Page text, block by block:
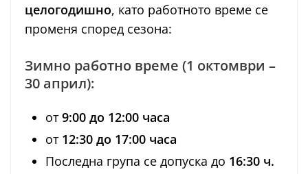
целогодишно, като работното време се
променя според сезона:
Зимно работно време (1 октомври –
30 април):
от9:00 до 12:00 часа
от 12:30 до 17:00 часа
Последна група се допуска до 16:30 ч.